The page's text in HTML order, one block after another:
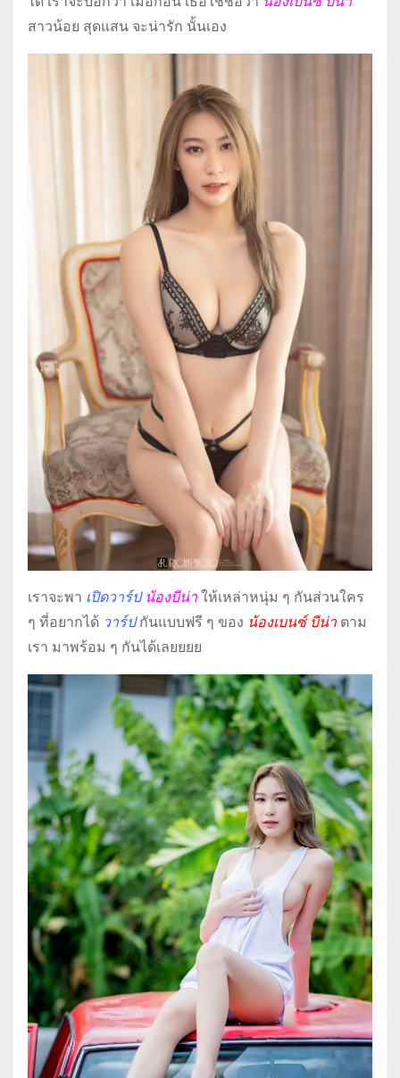
สาวน้อย สุดแสน จะน่ารัก นั้นเอง
เราจะพา เปิดวาร์ป น้องบีน่าให้เหล่าหนุ่ม ๆ กันส่วนใคร
ๆ ที่อยากได้ วาร์ปกันแบบฟรี ๆ ของ น้องเบนซ์ บีน่า ตาม
เรา มาพร้อม ๆ กันได้เลยยยย